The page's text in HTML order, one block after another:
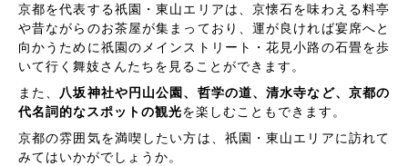
京都を代表する祇園・東山エリアは、京懐石を味わえる料亭
や昔ながらのお茶屋が集まっており、運が良ければ宴席へと
向かうために祇園のメインストリート・花見小路の石畳を歩
いて行く舞妓さんたちを見ることができます。
また、
八坂神社や円山公園、哲学の道、清水寺など、京都の
代名詞的なスポットの観光を楽しむこともできます。
京都の雰囲気を満喫したい方は、祇園・東山エリアに訪れて
みてはいかがでしょうか。